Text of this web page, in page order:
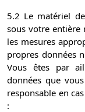
5.2 Le matériel
sous votre entière
les mesures
propres données
Vous êtes par
données que
responsable en
: